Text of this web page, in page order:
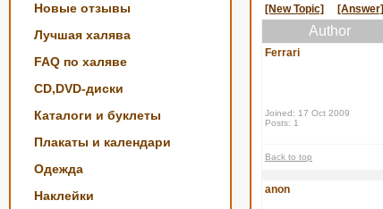
Новые отзывы
Лучшая халява
FAQ по халяве
CD,DVD-диски
Каталоги и буклеты
Плакаты и календари
Одежда
Наклейки
[New Topic] [Answer]
Author
Ferrari
Joined: 17 Oct 2009
Posts: 1
Back to top
anon